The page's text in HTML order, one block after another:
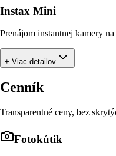
Instax Mini
Prenájom instantnej kamery
+ Viac detailov
Cenník
Transparentné ceny, bez
Fotokútik